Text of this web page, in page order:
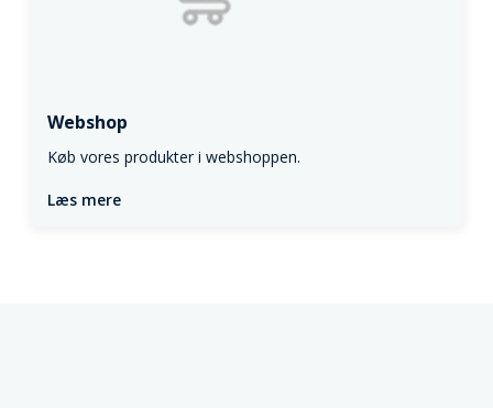
Webshop
Køb vores produkter i webshoppen.
Læs mere